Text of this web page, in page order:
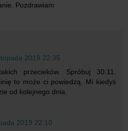
Pozdrawiam
2019 22:35
przecieków. Spróbuj 30.11.
to może ci powiedzą. Mi kiedyś
od kolejnego dnia.
2019 22:10